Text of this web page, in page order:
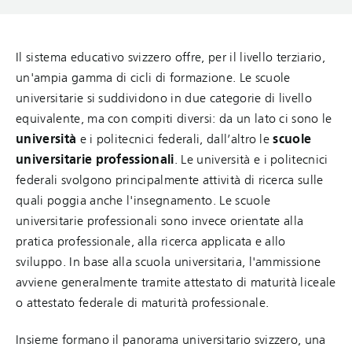
Il sistema educativo svizzero offre, per il livello terziario,
un'ampia gamma di cicli di formazione. Le scuole
universitarie si suddividono in due categorie di livello
equivalente, ma con compiti diversi: da un lato ci sono le
università e i politecnici federali, dall’altro lescuole
universitarie professionali. Le università e i politecnici
federali svolgono principalmente attività di ricerca sulle
quali poggia anche l'insegnamento. Le scuole
universitarie professionali sono invece orientate alla
pratica professionale, alla ricerca applicata e allo
sviluppo. In base alla scuola universitaria, l'ammissione
avviene generalmente tramite attestato di maturità liceale
o attestato federale di maturità professionale.
Insieme formano il panorama universitario svizzero, una